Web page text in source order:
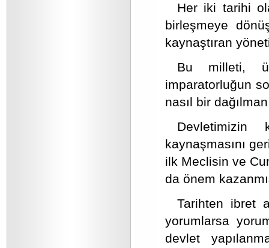
Her iki tarihi
birleşmeye
kaynaştıran
Bu milleti,
imparatorluğun
nasıl bir
Devletimizin
kaynaşmasını
ilk Meclisin ve
da önem
Tarihten ibret
yorumlarsa
devlet